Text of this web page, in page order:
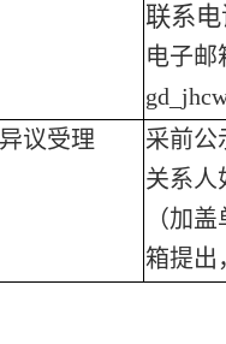
联系
电子邮
异议受理
采前公
关系人
（加
箱提出